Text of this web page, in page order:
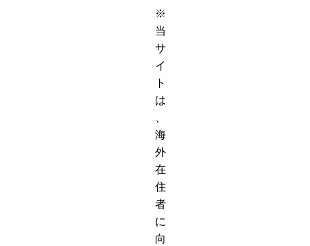
※
当
サ
イ
ト
は
海
外
在
住
者
に
向